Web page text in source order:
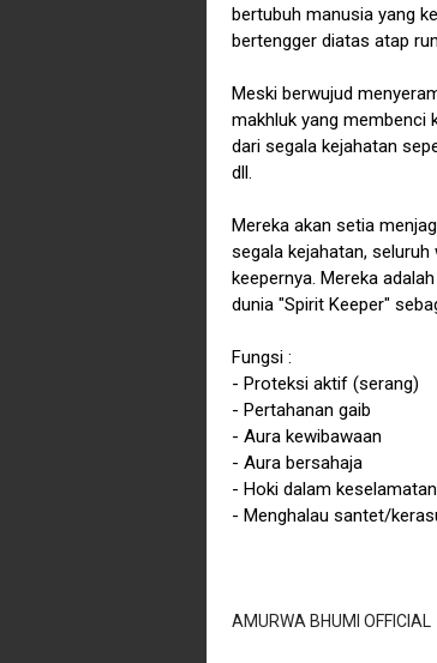
bertubuh manusia yang
bertengger diatas atap
Meski berwujud
makhluk yang membenci
dari segala kejahatan
dll.
Mereka akan setia
segala kejahatan,
keepernya. Mereka
dunia "Spirit Keeper"
Fungsi :
- Proteksi aktif (serang)
- Pertahanan gaib
- Aura kewibawaan
- Aura bersahaja
- Hoki dalam keselamatan
- Menghalau santet/
AMURWA BHUMI OFFICIAL